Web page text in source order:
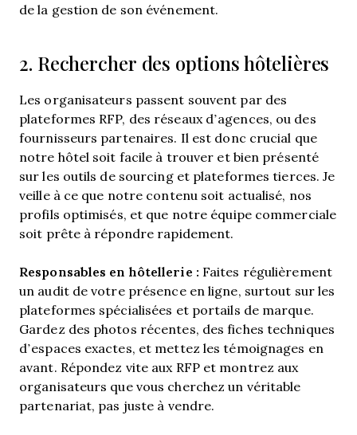
de la gestion de son événement.
2. Rechercher des options hôtelières
Les organisateurs passent souvent par des
plateformes RFP, des réseaux d’agences, ou des
fournisseurs partenaires. Il est donc crucial que
notre hôtel soit facile à trouver et bien présenté
sur les outils de sourcing et plateformes tierces. Je
veille à ce que notre contenu soit actualisé, nos
profils optimisés, et que notre équipe commerciale
soit prête à répondre rapidement.
Responsables en hôtellerie : Faites régulièrement
un audit de votre présence en ligne, surtout sur les
plateformes spécialisées et portails de marque.
Gardez des photos récentes, des fiches techniques
d’espaces exactes, et mettez les témoignages en
avant. Répondez vite aux RFP et montrez aux
organisateurs que vous cherchez un véritable
partenariat, pas juste à vendre.